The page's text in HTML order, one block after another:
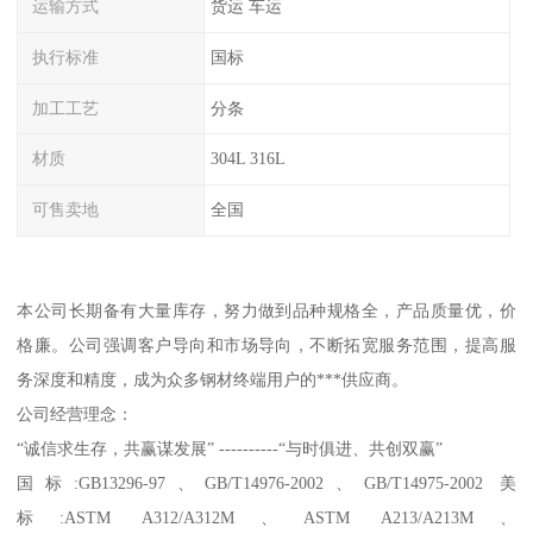
运输方式 货运 车运
执行标准 国标
加工工艺 分条
材质 304L 316L
可售卖地 全国
本公司长期备有大量库存，努力做到品种规格全，产品质量优，价
格廉。公司强调客户导向和市场导向，不断拓宽服务范围，提高服
务深度和精度，成为众多钢材终端用户的***供应商。
公司经营理念：
“诚信求生存，共赢谋发展” ----------“与时俱进、共创双赢”
国标:GB13296-97、GB/T14976-2002、GB/T14975-2002 美
标:ASTM A312/A312M、ASTM A213/A213M、